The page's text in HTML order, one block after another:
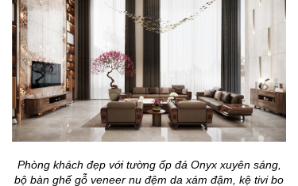
Phòng khách đẹp với tường ốp đá Onyx xuyên sáng,
bộ bàn ghế gỗ veneer nu đệm da xám đậm, kệ tivi bo